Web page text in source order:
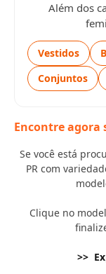
Além dos
Vestidos
Conjuntos
Encontre agora
Se você está
PR com
Clique no
>>